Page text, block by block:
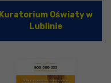
Kuratorium Oświaty w
Lublinie